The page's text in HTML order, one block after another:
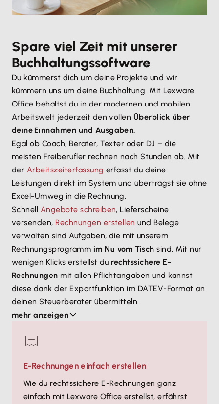
UStVA und DATEV-Schnittstelle nutzen
Spare viel Zeit mit unserer
Buchhaltungssoftware
Du kümmerst dich um deine Projekte und wir
kümmern uns um deine Buchhaltung. Mit Lexware
Office behältst du in der modernen und mobilen
Arbeitswelt jederzeit den vollen Überblick über
deine Einnahmen und Ausgaben.
Egal ob Coach, Berater, Texter oder DJ – die
meisten Freiberufler rechnen nach Stunden ab. Mit
der Arbeitszeiterfassung erfasst du deine
Leistungen direkt im System und überträgst sie ohne
Excel-Umweg in die Rechnung.
Schnell Angebote schreiben, Lieferscheine
versenden, Rechnungen erstellen und Belege
verwalten sind Aufgaben, die mit unserem
Rechnungsprogramm im Nu vom Tisch sind. Mit nur
wenigen Klicks erstellst du rechtssichere E-
Rechnungen mit allen Pflichtangaben und kannst
diese dank der Exportfunktion im DATEV-Format an
deinen Steuerberater übermitteln.
Das spart nicht nur den Aufwand des Ausdruckens,
Kleinunternehmerregelung
Freiberufler, Coaches oder DJs mit geringen
Umsätzen. Wähle den Tarif, der zu deiner
Arbeitsweise passt.
mehr anzeigen
E-Rechnungen einfach erstellen
Wie du rechtssichere E-Rechnungen ganz
einfach mit Lexware Office erstellst, erfährst